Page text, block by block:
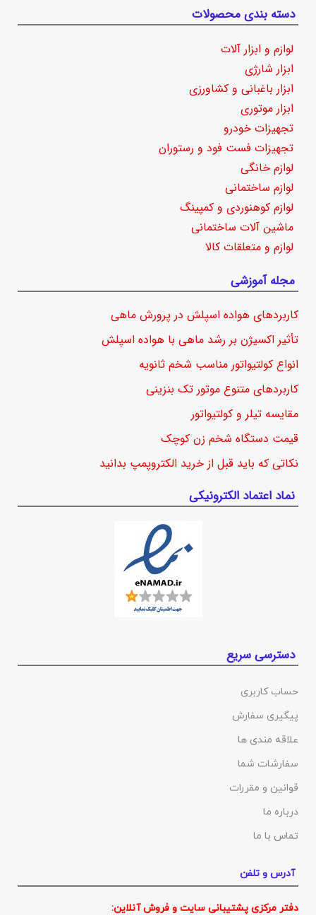
دسته بندی محصولات
لوازم و ابزار آلات
ابزار شارژی
ابزار باغبانی و کشاورزی
ابزار موتوری
تجهیزات خودرو
تجهیزات فست فود و رستوران
لوازم خانگی
لوازم ساختمانی
لوازم کوهنوردی و کمپینگ
ماشین آلات ساختمانی
لوازم و متعلقات کالا
مجله آموزشی
کاربردهای هواده اسپلش در پرورش ماهی
تأثیر اکسیژن بر رشد ماهی با هواده اسپلش
انواع کولتیواتور مناسب شخم ثانویه
کاربردهای متنوع موتور تک بنزینی
مقایسه تیلر و کولتیواتور
قیمت دستگاه شخم زن کوچک
نکاتی که باید قبل از خرید الکتروپمپ بدانید
نماد اعتماد الکترونیکی
دسترسی سریع
حساب کاربری
پیگیری سفارش
علاقه مندی ها
سفارشات شما
قوانین و مقررات
درباره ما
تماس با ما
آدرس و تلفن
دفتر مرکزی پشتیبانی سایت و فروش آنلاین: